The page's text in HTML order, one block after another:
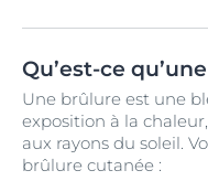
Qu’est-ce
Une brûlure est une
exposition à la
aux rayons du soleil.
brûlure cutanée :